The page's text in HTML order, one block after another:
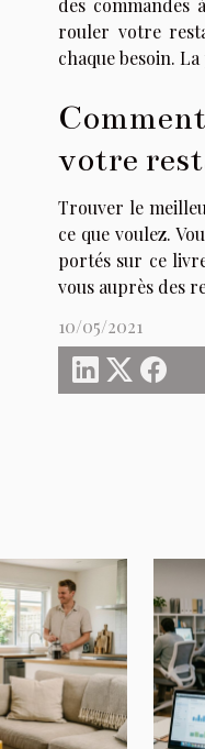
des commandes
rouler votre
chaque besoin.
votre
Trouver le
ce que voulez.
portés sur ce
vous auprès des
10/05/2021